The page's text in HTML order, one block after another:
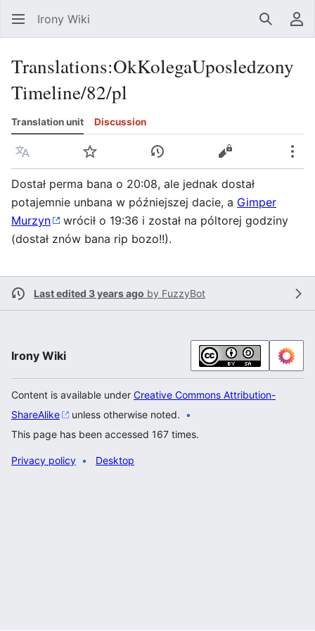
Irony Wiki Search
Translations:OkKolegaUposledzony
Timeline/82/pl
Translation unit Discussion
Language Watch View historyView source
Dostał perma bana o 20:08, ale jednak dostał
potajemnie unbana w późniejszej dacie, a Gimper
Murzyn
wrócił o 19:36 i został na póltorej godziny
(dostał znów bana rip bozo!!).
Last edited 3 years ago by FuzzyBot
Irony Wiki
Content is available under Creative Commons Attribution-
ShareAlike
unless otherwise noted.
This page has been accessed 167 times.
Privacy policy Desktop